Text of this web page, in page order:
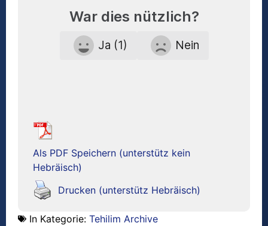
War dies nützlich?
Ja (1) Nein
Als PDF Speichern (unterstütz kein
Hebräisch)
Drucken (unterstütz Hebräisch)
In Kategorie: Tehilim Archive